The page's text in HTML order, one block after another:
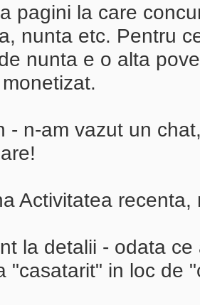
pagini la care
nunta etc. Pentru
nunta e o alta
- n-am vazut un
Activitatea
la detalii - odata
"casatarit" in loc de